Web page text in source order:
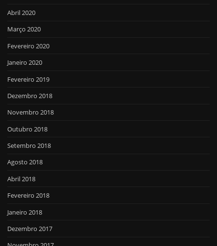
Abril 2020
Março 2020
Fevereiro 2020
Janeiro 2020
Fevereiro 2019
Dezembro 2018
Novembro 2018
Outubro 2018
Setembro 2018
Agosto 2018
Abril 2018
Fevereiro 2018
Janeiro 2018
Dezembro 2017